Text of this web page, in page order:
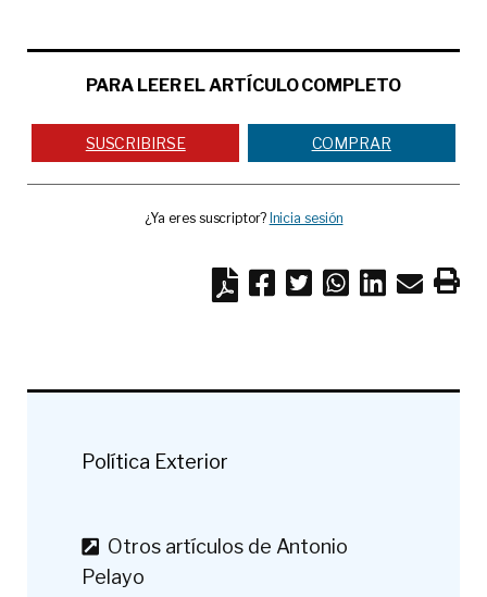
PARA LEER EL ARTÍCULO COMPLETO
SUSCRIBIRSE COMPRAR
¿Ya eres suscriptor? Inicia sesión
Política Exterior
Otros artículos de Antonio
Pelayo